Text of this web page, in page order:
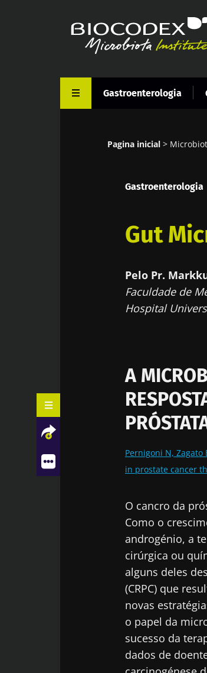
Gastroenterologia
Pagina inicial
Gastroenterologia
Gut
Pelo Pr.
Faculdade de
Hospital
Facebook
TwitterLinkedIn
Mail
A MICROBIOTA
A RESPOSTA AO
CANCRO DA PRÓSTATA
A ASSOCIAÇÃO ENTRE
INTESTINAL E DOENÇA
OBSTRUTIVA CRÓNICA
O IMPACTO DA CO-
EFICÁCIA DO
INIBIDORES DO PONTO
CONTROLO IMUNITÁRIO
A
Pernigoni N,
in prostate cancer
O cancro da
Como o
androgénio, a
cirúrgica ou
alguns deles
(CRPC) que
novas
o papel da
sucesso da
dados de